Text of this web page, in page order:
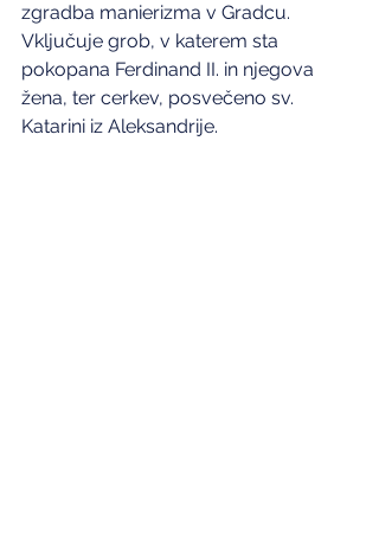
zgradba manierizma v Gradcu.
Vključuje grob, v katerem sta
pokopana Ferdinand II. in njegova
žena, ter cerkev, posvečeno sv.
Katarini iz Aleksandrije.